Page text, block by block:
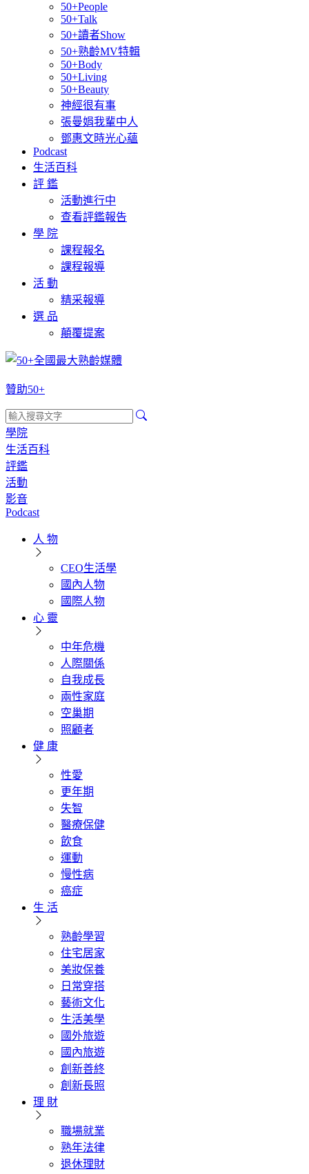
50+People
50+Talk
50+讀者Show
50+熟齡MV特輯
50+Body
50+Living
50+Beauty
神經很有事
張曼娟我輩中人
鄧惠文時光心蘊
Podcast
生活百科
評 鑑
活動進行中
查看評鑑報告
學 院
課程報名
課程報導
活 動
精采報導
選 品
顛覆提案
贊助50+
學院
生活百科
評鑑
活動
影音
Podcast
人 物
CEO生活學
國內人物
國際人物
心 靈
中年危機
人際關係
自我成長
兩性家庭
空巢期
照顧者
健 康
性愛
更年期
失智
醫療保健
飲食
運動
慢性病
癌症
生 活
熟齡學習
住宅居家
美妝保養
日常穿搭
藝術文化
生活美學
國外旅遊
國內旅遊
創新善終
創新長照
理 財
職場就業
熟年法律
退休理財